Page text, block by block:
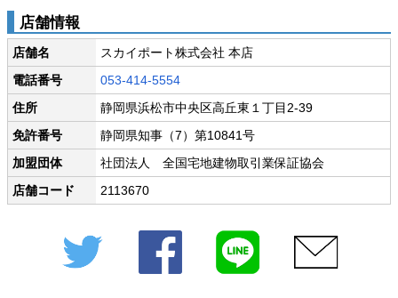
店舗情報
店舗名
スカイポート株式会社 本店
電話番号
053-414-5554
住所
静岡県浜松市中央区高丘東１丁目2-39
免許番号
静岡県知事（7）第10841号
加盟団体
社団法人 全国宅地建物取引業保証協会
店舗コード
2113670
Twitter Facebook